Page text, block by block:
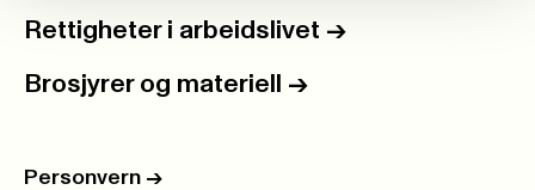
Rettigheter i arbeidslivet ->
Brosjyrer og materiell ->
Personvern ->